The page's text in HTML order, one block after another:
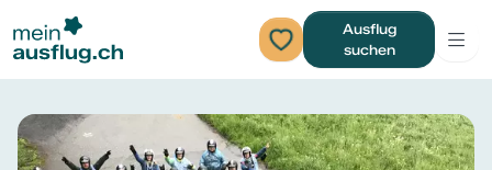
Ausflug
suchen